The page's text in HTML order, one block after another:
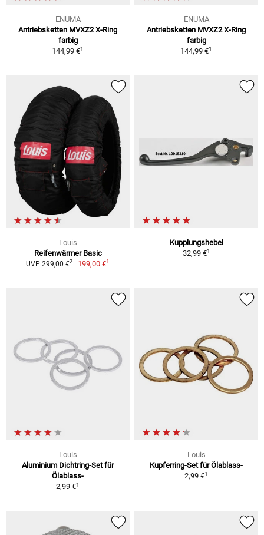
ENUMA
Antriebsketten MVXZ2 X-Ring
farbig
144,99 €1
ENUMA
Antriebsketten MVXZ2 X-Ring
farbig
144,99 €1
Louis
Reifenwärmer Basic
UVP 299,00 €2 199,00 €1
Kupplungshebel
32,99 €1
Louis
Aluminium Dichtring-Set für
Ölablass-
2,99 €1
Louis
Kupferring-Set für Ölablass-
2,99 €1